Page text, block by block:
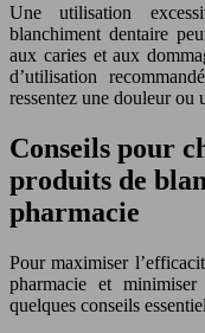
Une utilisation
blanchiment dentaire
aux caries et aux
d’utilisation
ressentez une douleur ou
Conseils pour
produits de
pharmacie
Pour maximiser
pharmacie et
quelques conseils